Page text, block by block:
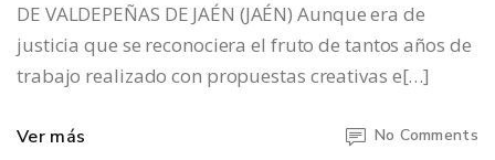
DE VALDEPEÑAS DE JAÉN (JAÉN) Aunque era de
justicia que se reconociera el fruto de tantos años de
trabajo realizado con propuestas creativas e[…]
Ver más No Comments